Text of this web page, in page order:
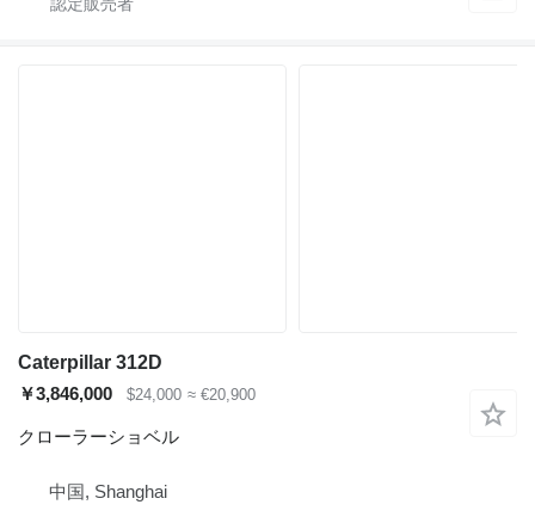
Caterpillar 312D
￥3,846,000
$24,000 ≈ €20,900
クローラーショベル
中国, Shanghai